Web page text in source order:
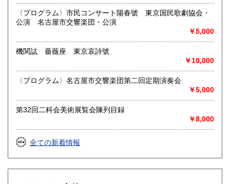
愛知県・岐阜県を中心に近県の方、日時打ち合わせの後、ご
訪問し、見積もり・買入をさせていただきます。
まずはお気軽にご連絡ください。
お品物を送料着払いでお送りいただければ、即日に評価しご
連絡ご送金いたします。
愛知県江南市前飛保町栄284 扶桑文庫 担当井
上
取り扱い分野
総記、哲学宗教、歴史、社会科学、自然科学、美術工芸、国
語国文、外国文学、古典籍、近代文献、趣味、外国書、サブ
カルチャー、古書一般（その他）
古文書・和本・刷り物・絵葉書・近代文献資料・エフェメラ
〈プログラム〉市民コンサート陽春號 東京国民歌劇協会・
公演 名古屋市交響楽団・公演
￥5,000
機関誌 薔薇座 東京哀詩號
￥10,000
〈プログラム〉名古屋市交響楽団第二回定期演奏会
￥5,000
第32回二科会美術展覧会陳列目録
￥8,000
全ての新着情報